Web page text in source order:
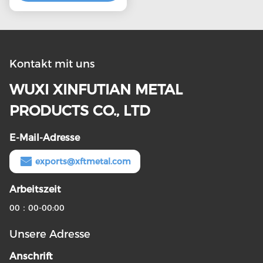
Kontakt mit uns
WUXI XINFUTIAN METAL
PRODUCTS CO., LTD
E-Mail-Adresse
exports@xftmetal.com
Arbeitszeit
00：00-00:00
Unsere Adresse
Anschrift